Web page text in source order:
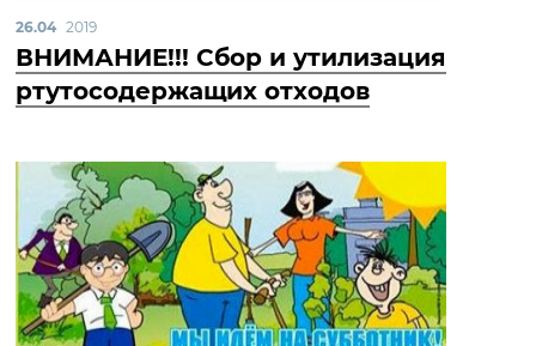
26.04 2019
ВНИМАНИЕ!!! Сбор и утилизация
ртутосодержащих отходов